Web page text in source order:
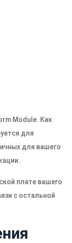
Module. Как
для
для вашего
плате вашего
с остальной